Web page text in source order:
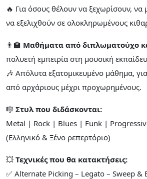
🔥 Για όσους θέλουν να ξεχωρίσουν,
να εξελιχθούν σε ολοκληρωμένους
👨‍🏫 Μαθήματα από διπλωματούχο
πολυετή εμπειρία στη μουσική
🎶 Απόλυτα εξατομικευμένο μάθημα, για
από αρχάριους μέχρι προχωρημένους.
🎼 Στυλ που διδάσκονται:
Metal | Rock | Blues | Funk |
(Ελληνικό & Ξένο ρεπερτόριο)
💥 Τεχνικές που θα κατακτήσεις:
✅ Alternate Picking – Legato – Sweep &